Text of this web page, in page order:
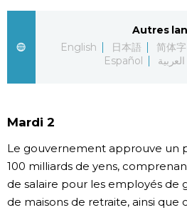
Données
Séries
official SNS
Autres
English
日本語 简体字
Español
العربية
Mardi 2
Le gouvernement approuve un
100 milliards de yens,
de salaire pour les employés de
de maisons de retraite, ainsi que